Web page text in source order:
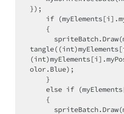
});
olor.Blue);